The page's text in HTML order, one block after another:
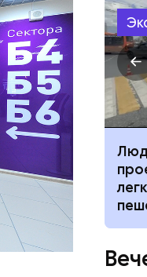
со
и
это
поможет ли
сбросить